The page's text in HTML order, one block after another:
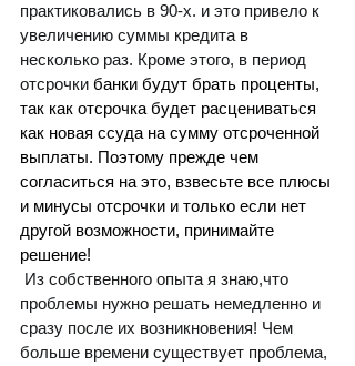
практиковались в 90-х. и это привело к
увеличению суммы кредита в
несколько раз. Кроме этого, в период
отсрочки банки будут брать проценты,
так как отсрочка будет расцениваться
как новая ссуда на сумму отсроченной
выплаты. Поэтому прежде чем
согласиться на это, взвесьте все плюсы
и минусы отсрочки и только если нет
другой возможности, принимайте
решение!
проблемы нужно решать немедленно и
сразу после их возникновения! Чем
больше времени существует проблема,